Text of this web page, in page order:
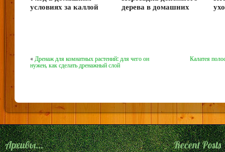
условиях за каллой
дерева в домашних
« Дренаж для комнатных растений: для чего он
нужен, как сделать дренажный слой
Калатея
Архивы... Recent Posts